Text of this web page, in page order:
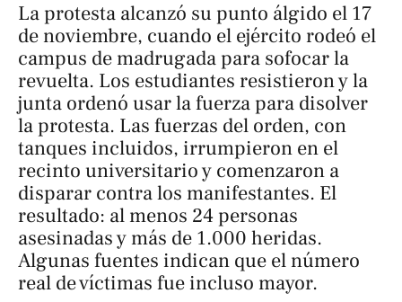
La protesta alcanzó su punto álgido el 17
de noviembre, cuando el ejército rodeó el
campus de madrugada para sofocar la
revuelta. Los estudiantes resistieron y la
junta ordenó usar la fuerza para disolver
la protesta. Las fuerzas del orden, con
tanques incluidos, irrumpieron en el
recinto universitario y comenzaron a
disparar contra los manifestantes. El
resultado: al menos 24 personas
asesinadas y más de 1.000 heridas.
Algunas fuentes indican que el número
real de víctimas fue incluso mayor.